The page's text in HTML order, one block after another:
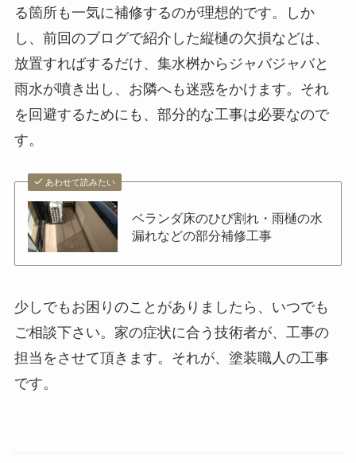
る箇所も一気に補修するのが理想的です。しか
し、前回のブログで紹介した縦樋の欠損などは、
放置すればするだけ、集水桝からジャバジャバと
雨水が噴き出し、お隣へも迷惑をかけます。それ
を回避するためにも、部分的な工事は必要なので
す。
あわせて読みたい
ベランダ床のひび割れ・雨樋の水
漏れなどの部分補修工事
少しでもお困りのことがありましたら、いつでも
ご相談下さい。家の症状に合う技術者が、工事の
担当をさせて頂きます。それが、塗装職人の工事
です。